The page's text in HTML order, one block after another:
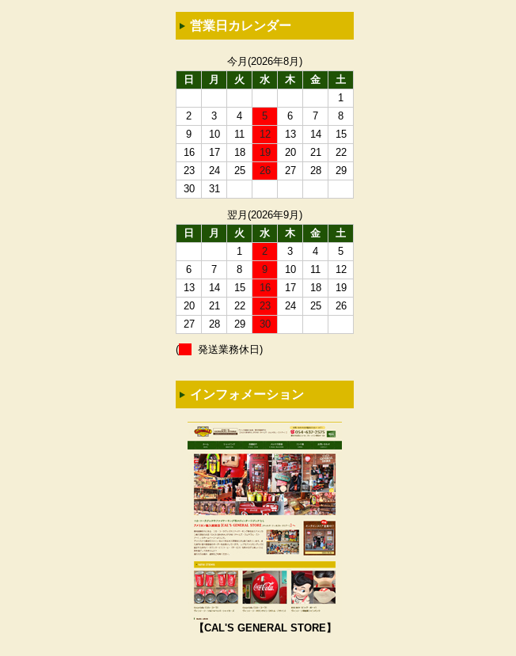
営業日カレンダー
今月(2026年8月)
日
月 火 水 木 金
土
1
2
3 4 5 6 7
8
9
10 11 12 13 14
15
16
17 18 19 20 21
22
23
24 25 26 27 28
29
30
31
翌月(2026年9月)
日
月 火 水 木 金
土
1
2 3 4
5
6
7 8 9 10 11
12
13
14 15 16 17 18
19
20
21 22 23 24 25
26
27
28 29 30
( 発送業務休日)
インフォメーション
【CAL'S GENERAL STORE】